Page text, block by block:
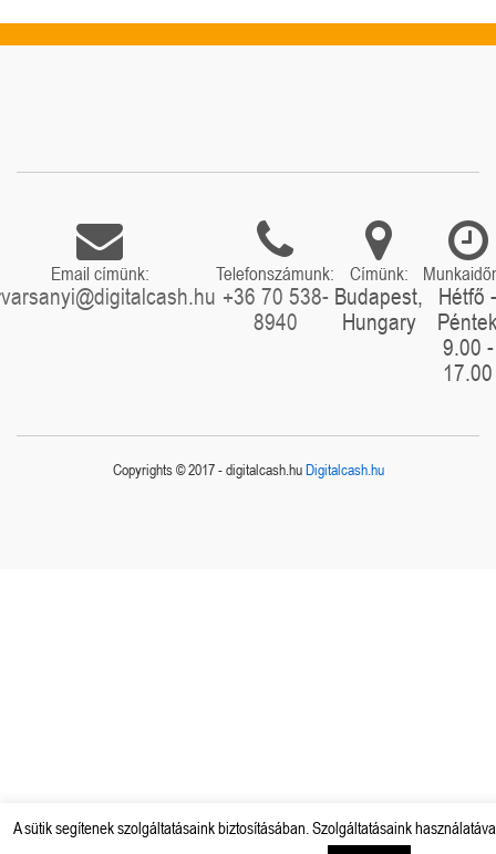
Email címünk: Telefonszámunk:
+36 70 538-
8940
Címünk:
Budapest,
Hungary
Hétfő -
9.00 -
17.00
Copyrights © 2017 - digitalcash.huDigitalcash.hu
A sütik segítenek szolgáltatásaink biztosításában. Szolgáltatásaink